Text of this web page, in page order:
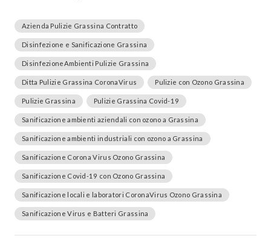
Azienda Pulizie Grassina Contratto
Disinfezione e Sanificazione Grassina
DisinfezioneAmbienti Pulizie Grassina
Ditta Pulizie Grassina CoronaVirus Pulizie con Ozono Grassina
Pulizie Grassina Pulizie Grassina Covid-19
Sanificazione ambienti aziendali con ozono a Grassina
Sanificazione ambienti industriali con ozono a Grassina
Sanificazione Corona Virus Ozono Grassina
Sanificazione Covid-19 con Ozono Grassina
Sanificazione locali e laboratori CoronaVirus Ozono Grassina
Sanificazione Virus e Batteri Grassina